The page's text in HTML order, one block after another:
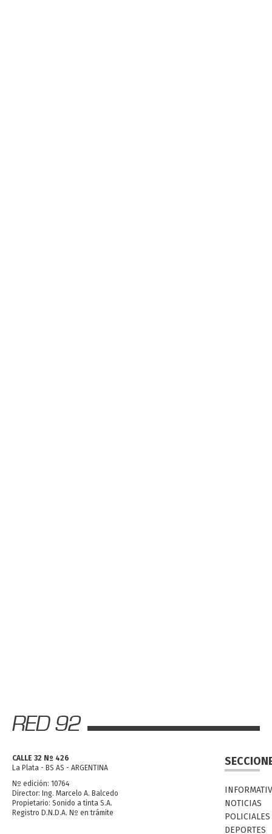
CALLE 32 Nº 426
La Plata - BS AS - ARGENTINA
Nº edición: 10764
Director: Ing. Marcelo A. Balcedo
Propietario: Sonido a tinta S.A.
Registro D.N.D.A. Nº en trámite
NOTICIAS
POLICIALES
DEPORTES